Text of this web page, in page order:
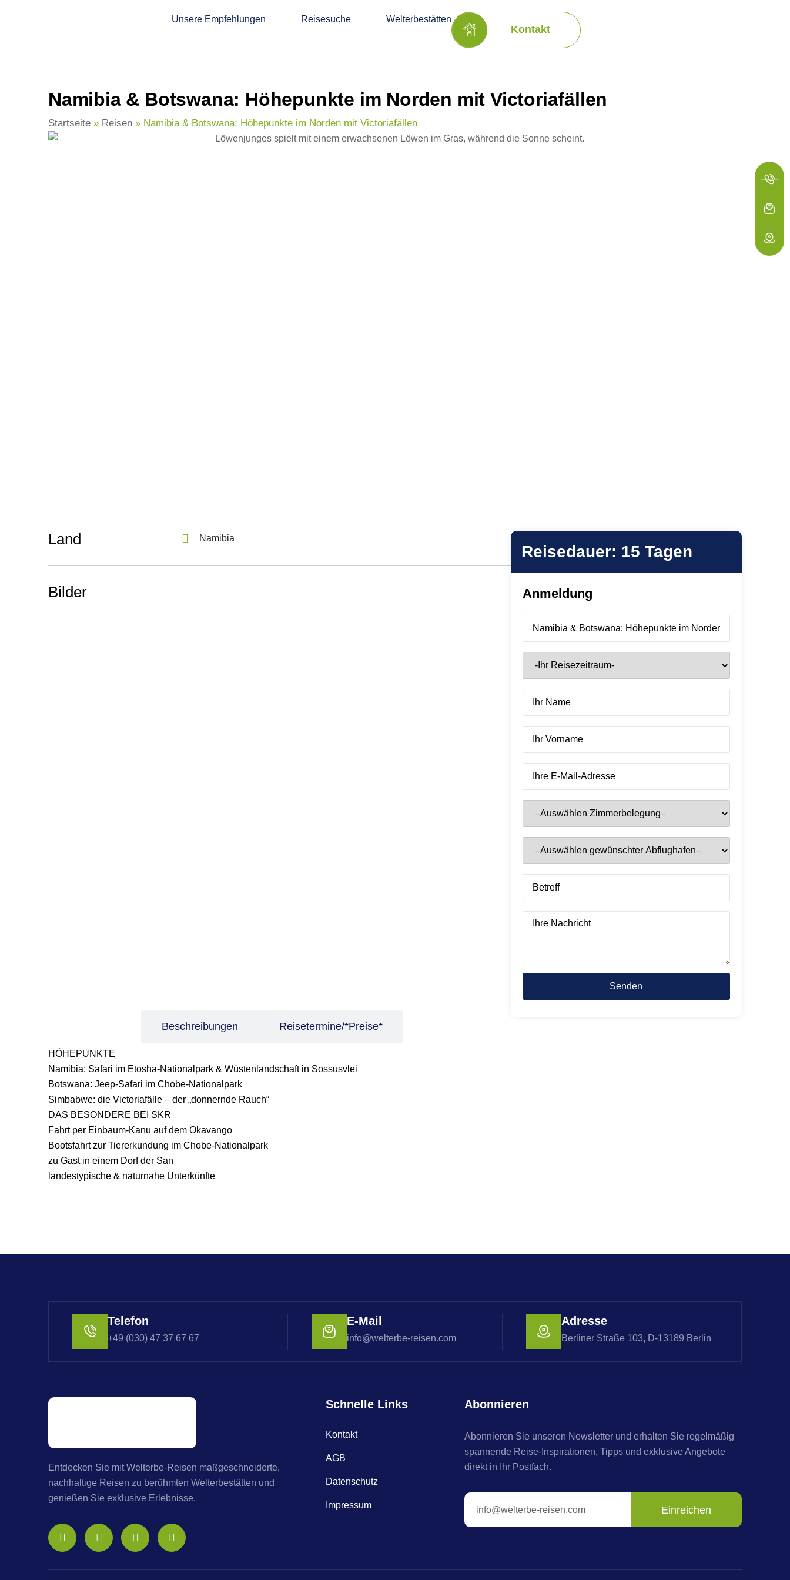
Unsere Empfehlungen Reisesuche Welterbestätten
Kontakt
Namibia & Botswana: Höhepunkte im Norden mit Victoriafällen
Startseite » Reisen » Namibia & Botswana: Höhepunkte im Norden mit Victoriafällen
Land Namibia
Bilder
Beschreibungen Reisetermine/*Preise*
HÖHEPUNKTE
Namibia: Safari im Etosha-Nationalpark & Wüstenlandschaft in Sossusvlei
Botswana: Jeep-Safari im Chobe-Nationalpark
Simbabwe: die Victoriafälle – der „donnernde Rauch“
DAS BESONDERE BEI SKR
Fahrt per Einbaum-Kanu auf dem Okavango
Bootsfahrt zur Tiererkundung im Chobe-Nationalpark
zu Gast in einem Dorf der San
landestypische & naturnahe Unterkünfte
Reisedauer: 15 Tagen
Anmeldung
Telefon
+49 (030) 47 37 67 67
E-Mail
info@welterbe-reisen.com
Adresse
Berliner Straße 103, D-13189 Berlin
Entdecken Sie mit Welterbe-Reisen maßgeschneiderte,
nachhaltige Reisen zu berühmten Welterbestätten und
genießen Sie exklusive Erlebnisse.
Schnelle Links
Kontakt
AGB
Datenschutz
Impressum
Abonnieren
Abonnieren Sie unseren Newsletter und erhalten Sie regelmäßig
spannende Reise-Inspirationen, Tipps und exklusive Angebote
direkt in Ihr Postfach.
Einreichen